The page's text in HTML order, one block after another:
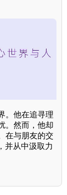
。他在追寻理
。然而，他却
在与朋友的交
并从中汲取力